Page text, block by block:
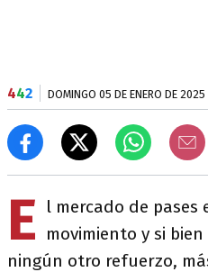
442 DOMINGO 05 DE ENERO DE 2025
E
l mercado de pases
movimiento y si bien
ningún otro refuerzo,